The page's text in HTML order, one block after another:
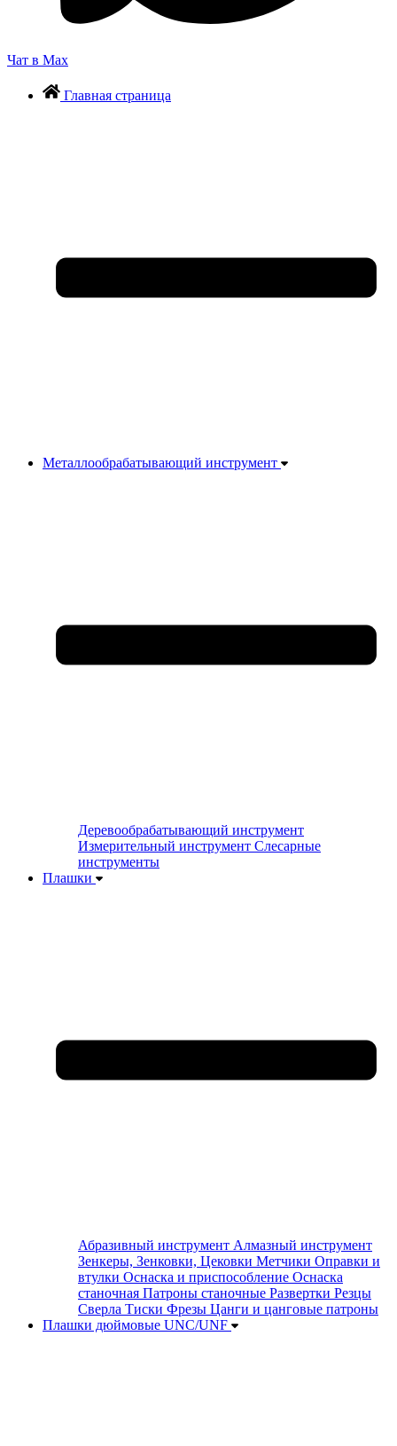
Чат в Max
Главная страница
Металлообрабатывающий инструмент
Деревообрабатывающий инструмент
Измерительный инструмент Слесарные
инструменты
Плашки
Абразивный инструмент Алмазный инструмент
Зенкеры, Зенковки, Цековки Метчики Оправки и
втулки Оснаска и приспособление Оснаска
станочная Патроны станочные Развертки Резцы
Сверла Тиски Фрезы Цанги и цанговые патроны
Плашки дюймовые UNC/UNF